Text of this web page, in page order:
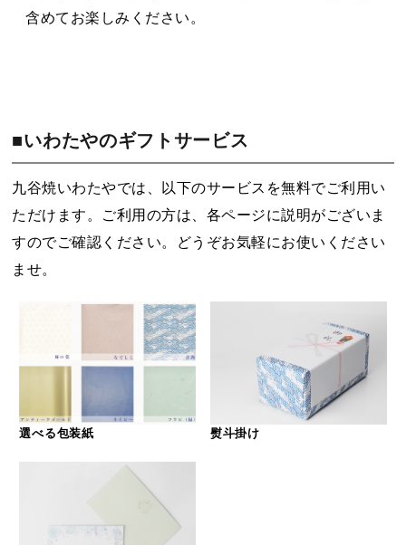
含めてお楽しみください。
■いわたやのギフトサービス
九谷焼いわたやでは、以下のサービスを無料でご利用い
ただけます。ご利用の方は、各ページに説明がございま
すのでご確認ください。どうぞお気軽にお使いください
ませ。
選べる包装紙 熨斗掛け